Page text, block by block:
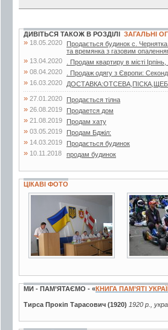
ДИВІТЬСЯ ТАКОЖ В РОЗДІЛІ ЗАГАЛЬНІ
» 18.05.2020
Продається будинок с.
та времянка з газовим
» 13.04.2020 . Продам квартиру в місті
» 08.04.2020 . Продаж одягу з Європи:
» 16.03.2020
» 27.01.2020 Продається тілна
» 26.08.2019 Продается дом
» 21.08.2019 Продам хату
» 03.05.2019 Продам Бджiл:
» 14.03.2019 Продається будинок
» 10.11.2018 продам будинок
ЦІКАВІ ФОТО
3 фото 3 фото
МИ - ПАМ’ЯТАЄМО - «КНИГА ПАМ’ЯТІ
Тирса Прокіп Тарасович (1920) 1920 р.,